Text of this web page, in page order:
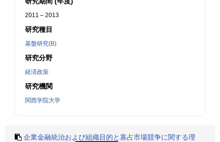
2011 – 2013
研究種目
基盤研究(B)
研究分野
経済政策
研究機関
関西学院大学
企業金融統治および組織目的と寡占市場競争に関する理